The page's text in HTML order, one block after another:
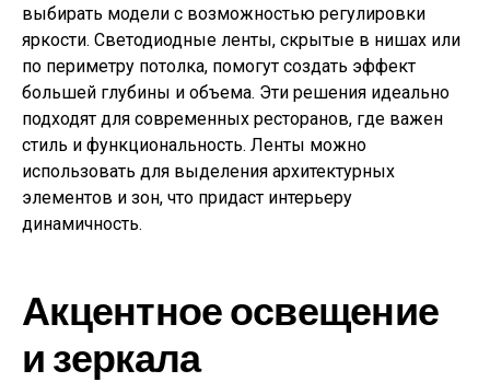
выбирать модели с возможностью регулировки
яркости. Светодиодные ленты, скрытые в нишах или
по периметру потолка, помогут создать эффект
большей глубины и объема. Эти решения идеально
подходят для современных ресторанов, где важен
стиль и функциональность. Ленты можно
использовать для выделения архитектурных
элементов и зон, что придаст интерьеру
динамичность.
Акцентное освещение
и зеркала